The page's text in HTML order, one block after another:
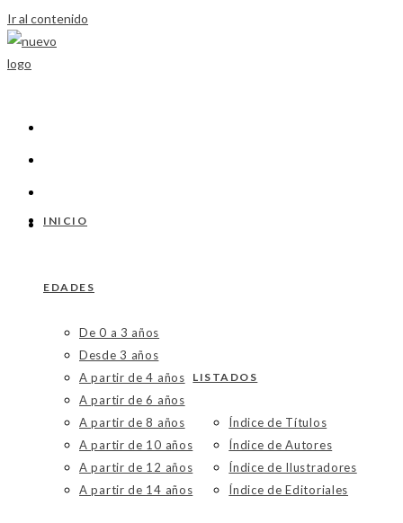
Ir al contenido
INICIO
EDADES
De 0 a 3 años
Desde 3 años
A partir de 4 años
A partir de 6 años
A partir de 8 años
A partir de 10 años
A partir de 12 años
A partir de 14 años
LISTADOS
Índice de Títulos
Índice de Autores
Índice de Ilustradores
Índice de Editoriales